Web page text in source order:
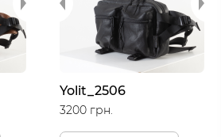
Yolit_2506
3200 грн.